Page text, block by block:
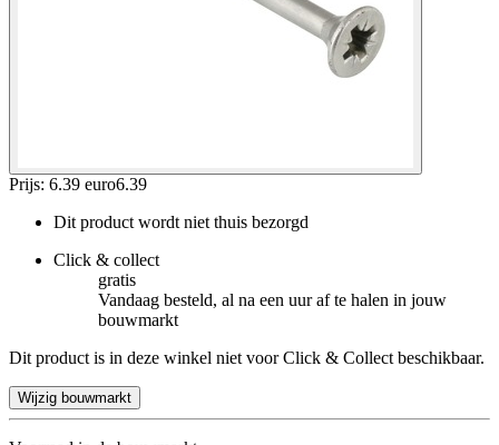
Prijs: 6.39 euro6.39
Dit product wordt niet thuis bezorgd
Click & collect
gratis
Vandaag besteld, al na een uur af te halen in jouw
bouwmarkt
Dit product is in deze winkel niet voor Click & Collect beschikbaar.
Wijzig bouwmarkt